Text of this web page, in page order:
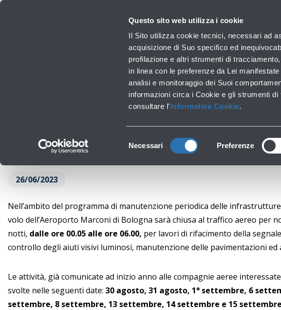
Questo sito web utilizza i cookie
Il Sito utilizza cookie tecnici, necessari ad
acquisizione di Suo specifico ed
profilazione e altri strumenti di
in linea con le preferenze da Lei
analisi e monitoraggio dei Suoi
informazioni circa i Cookie e gli strumenti
consultare l'Informativa Cookie.
del
Necessari Preferenze
Profilo aziendale
LAVORI DI
26/06/2023
Nell’ambito del programma di manutenzione periodica delle
volo dell’Aeroporto Marconi di Bologna sarà chiusa al traffico aereo per
notti, dalle ore 00.05 alle ore 06.00, per lavori di rifacimento della
controllo degli aiuti visivi luminosi, manutenzione delle pavimentazioni ed
Le attività, già comunicate ad inizio anno alle compagnie aeree
svolte nelle seguenti date: 30 agosto, 31 agosto, 1° settembre, 6
settembre, 8 settembre, 13 settembre, 14 settembre e 15 settembre